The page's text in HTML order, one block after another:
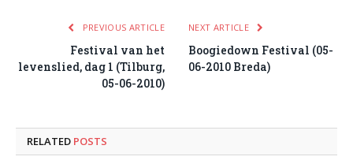
PREVIOUS ARTICLE
Festival van het
levenslied, dag 1 (Tilburg,
05-06-2010)
NEXT ARTICLE
Boogiedown Festival (05-
06-2010 Breda)
RELATED POSTS